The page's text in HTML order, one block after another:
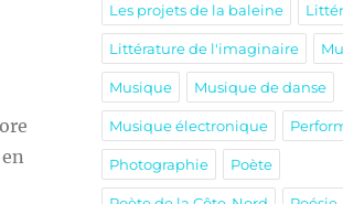
Les projets de la baleine
Littérature de l'imaginaire
Musique Musique de danse
Musique électronique
Photographie Poète